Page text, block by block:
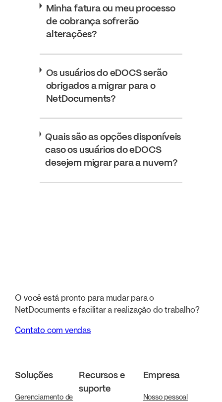
Minha fatura ou meu processo
de cobrança sofrerão
alterações?
Os usuários do eDOCS serão
obrigados a migrar para o
NetDocuments?
Quais são as opções disponíveis
caso os usuários do eDOCS
desejem migrar para a nuvem?
O você está pronto para mudar para o
NetDocuments e facilitar a realização do trabalho?
Contato com vendas
Soluções
Gerenciamento de
Recursos e
suporte
Empresa
Nosso pessoal